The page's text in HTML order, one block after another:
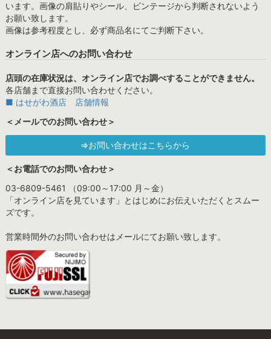
います。画像の肩貼りやシール、ビンテージから判断されないよう
お願い致します。
画像は参考程度とし、必ず商品名にてご判断下さい。
オンライン店へのお問い合わせ
店頭の在庫状況は、オンライン店でお調べすることができません。
各店舗まで直接お問い合わせください。
■ はせがわ酒店 店舗情報
＜メールでのお問い合わせ＞
⇒お問い合わせはこちらから
＜お電話でのお問い合わせ＞
03-6809-5461 （09:00～17:00 月～金）
「オンライン店を見ています」とはじめにお伝えいただくとスムー
ズです。
営業時間外のお問い合わせはメールにてお願い致します。